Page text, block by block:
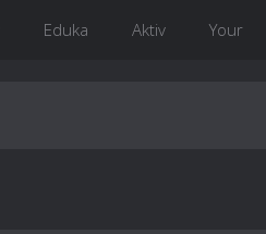
Eduka Aktiv Your